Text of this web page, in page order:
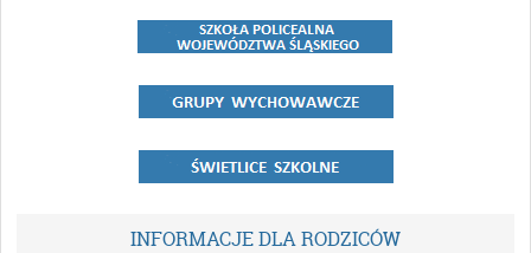
INFORMACJE DLA RODZICÓW